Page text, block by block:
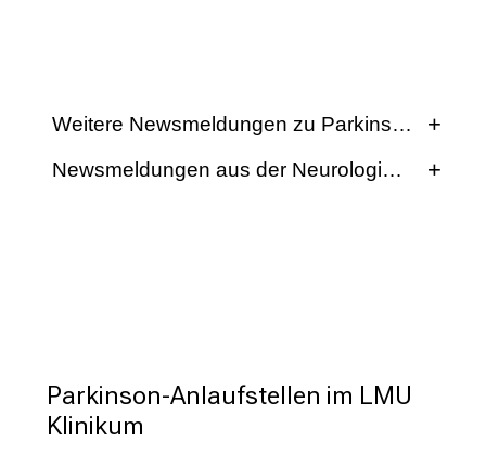
Weitere Newsmeldungen zu Parkinson lesen
Therapie mit modifizierter
Newsmeldungen aus der Neurologischen
Parkinson-Anlaufstellen im LMU
Klinikum